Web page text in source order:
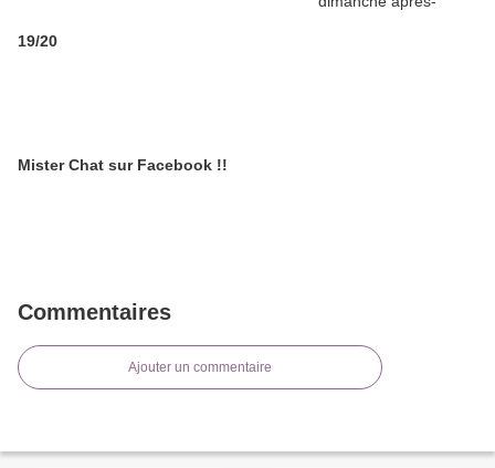
19/20
Mister Chat sur Facebook !!
Commentaires
Ajouter un commentaire